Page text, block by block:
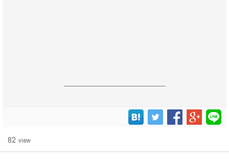
------------------------------------------------------------------
82 view